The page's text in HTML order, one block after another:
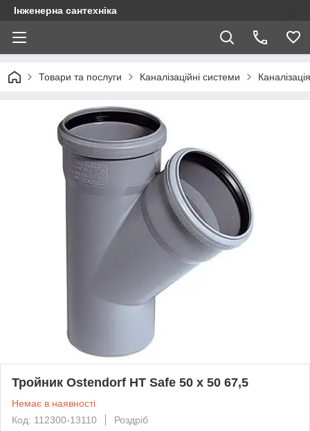
Інженерна сантехніка
Товари та послуги Каналізаційні системи
Тройник Ostendorf HT Safe 50 х 50 67,5
Немає в наявності
Код: 112300-13110
Роздріб